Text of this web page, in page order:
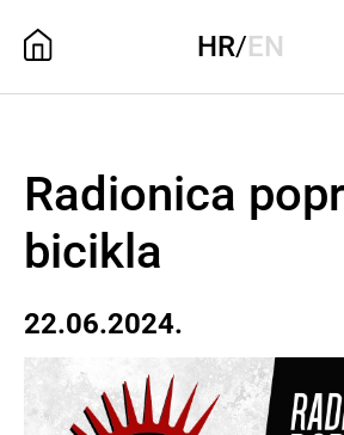
HR/EN
Radionica
bicikla
22.06.2024.